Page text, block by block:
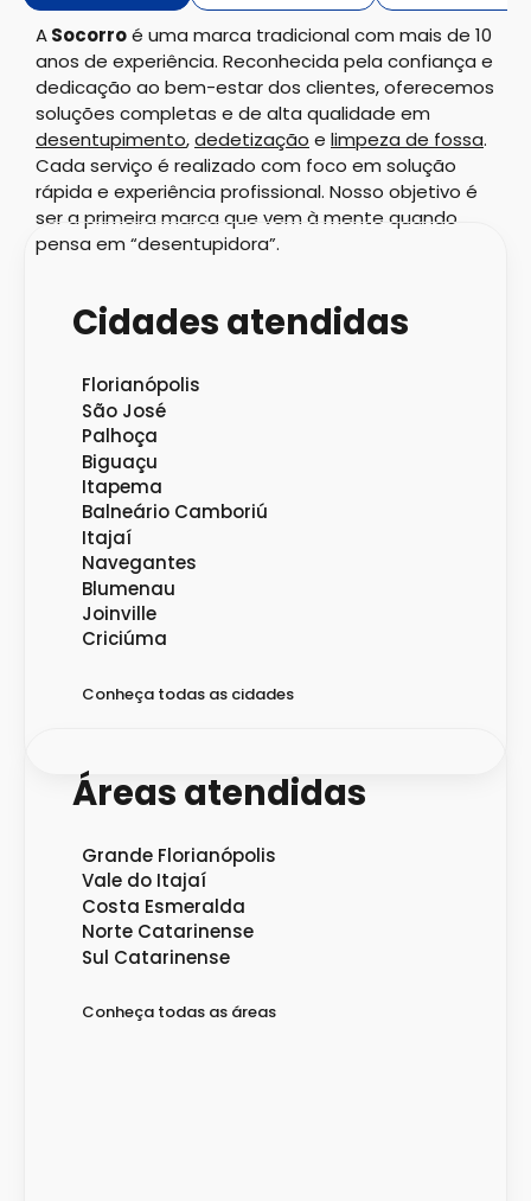
ASocorroé uma marca tradicional com mais de 10
anos de experiência. Reconhecida pela confiança e
dedicação ao bem-estar dos clientes, oferecemos
soluções completas e de alta qualidade em
desentupimento,dedetização e limpeza de fossa.
Cada serviço é realizado com foco em solução
rápida e experiência profissional. Nosso objetivo é
ser a primeira marca que vem à mente quando
pensa em “desentupidora”.
Cidades atendidas
Florianópolis
São José
Palhoça
Biguaçu
Itapema
Balneário Camboriú
Itajaí
Navegantes
Blumenau
Joinville
Criciúma
Conheça todas as cidades
Áreas atendidas
Grande Florianópolis
Vale do Itajaí
Costa Esmeralda
Norte Catarinense
Sul Catarinense
Conheça todas as áreas